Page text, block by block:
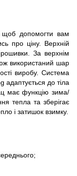
щоб допомогти вам
про ціну. Верхній
За верхнім
використаний шар
виробу. Система
до тіла
має функцію зима/
тепла та зберігає
і затишок взимку.